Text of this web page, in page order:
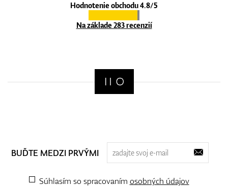
Hodnotenie obchodu 4.8/5
Na základe 283 recenzií
BUĎTE MEDZI PRVÝMI
Súhlasím so spracovaním osobných údajov